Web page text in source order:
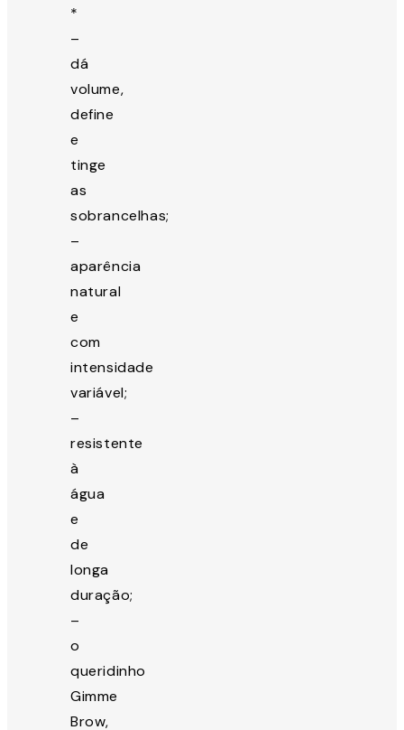
*
–
dá
volume,
define
e
tinge
as
sobrancelhas;
–
aparência
natural
e
com
intensidade
variável;
–
resistente
à
água
e
de
longa
duração;
–
o
queridinho
Gimme
Brow,